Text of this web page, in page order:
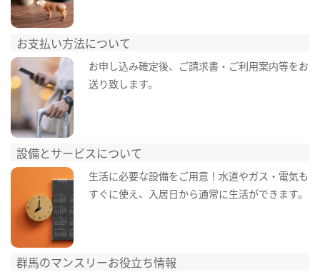
お支払い方法について
お申し込み確定後、ご請求書・ご利用案内等をお
送り致します。
設備とサービスについて
生活に必要な設備をご用意！水道やガス・電気も
すぐに使え、入居日から通常に生活ができます。
群馬のマンスリーお役立ち情報